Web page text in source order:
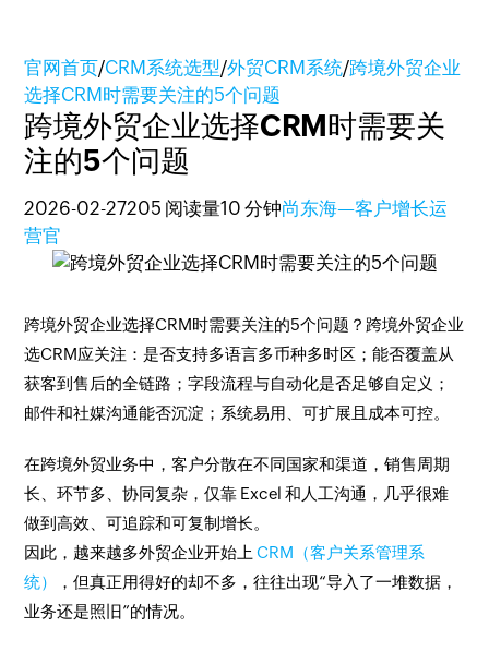
官网首页/CRM系统选型/外贸CRM系统/跨境外贸企业
选择CRM时需要关注的5个问题
跨境外贸企业选择CRM时需要关
注的5个问题
2026-02-27205 阅读量10 分钟尚东海—客户增长运
营官
跨境外贸企业选择CRM时需要关注的5个问题？跨境外贸企业
选CRM应关注：是否支持多语言多币种多时区；能否覆盖从
获客到售后的全链路；字段流程与自动化是否足够自定义；
邮件和社媒沟通能否沉淀；系统易用、可扩展且成本可控。
在跨境外贸业务中，客户分散在不同国家和渠道，销售周期
长、环节多、协同复杂，仅靠 Excel 和人工沟通，几乎很难
做到高效、可追踪和可复制增长。
因此，越来越多外贸企业开始上CRM（客户关系管理系
统）
，但真正用得好的却不多，往往出现“导入了一堆数据，
业务还是照旧”的情况。